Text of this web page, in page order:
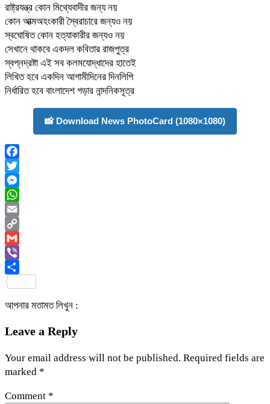
রাষ্ট্রযন্ত্র কোন মিথ্যেবাদীর জন্য নয়
কোন আত্মঅহংকারী স্বৈরাচারে জন্যও নয়
স্বঘোষিত কোন হত্যাকারীর জন্যও নয়
সেখানে থাকবে একদল কবিতার রাজপুত্র
স্বপ্নদ্রষ্টা এই সব কলমযোদ্ধাদের হাতেই
লিখিত হবে একদিন আগামীদিনের দিনলিপি
নির্ধারিত হবে বাংলাদেশ গড়ার নান্দনিকসূত্র
📸 Download News PhotoCard (1080×1080)
Facebook
Twitter
Messenger
WhatsApp
Email
Copy
Link
Gmail
Viber
আপনার মতামত লিখুন :
Leave a Reply
Your email address will not be published. Required fields are
marked *
Comment *